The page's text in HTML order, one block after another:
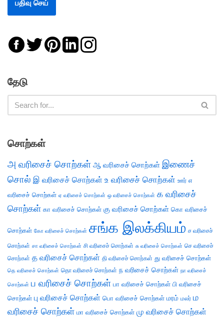
தேடு
சொற்கள்
அ வரிசைச் சொற்கள் ஆ வரிசைச் சொற்கள் இணைச்
சொல் இ வரிசைச் சொற்கள் உ வரிசைச் சொற்கள் ஊர் எ
வரிசைச் சொற்கள் ஏ வரிசைச் சொற்கள் ஒ வரிசைச் சொற்கள் க வரிசைச்
சொற்கள் கா வரிசைச் சொற்கள் கு வரிசைச் சொற்கள் கொ வரிசைச்
சொற்கள் கோ வரிசைச் சொற்கள் சங்க இலக்கியம் ச வரிசைச்
சொற்கள் சா வரிசைச் சொற்கள் சி வரிசைச் சொற்கள் சு வரிசைச் சொற்கள் செ வரிசைச்
சொற்கள் த வரிசைச் சொற்கள் தி வரிசைச் சொற்கள் து வரிசைச் சொற்கள்
தெ வரிசைச் சொற்கள் தொ வரிசைச் சொற்கள் ந வரிசைச் சொற்கள் நா வரிசைச்
சொற்கள் ப வரிசைச் சொற்கள் பா வரிசைச் சொற்கள் பி வரிசைச்
சொற்கள் பு வரிசைச் சொற்கள் பொ வரிசைச் சொற்கள் மரம் மலர் ம
வரிசைச் சொற்கள் மா வரிசைச் சொற்கள் மு வரிசைச் சொற்கள்